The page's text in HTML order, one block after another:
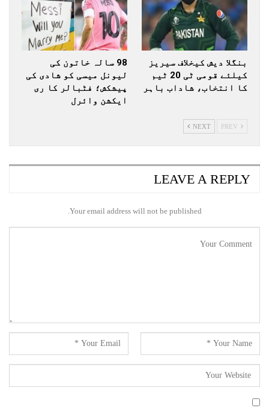
بنگلا دیش کیخلاف سیریز
کیلئے قومی ٹی 20 ٹیم
کا انتخاب، شاداب باہر
98 سالہ خاتون کی
لیونل میسی کو شادی کی
پیشکش؛ فٹبالر کا ری
ایکشن وائرل
NEXT
LEAVE A REPLY
Your email address will not be published.